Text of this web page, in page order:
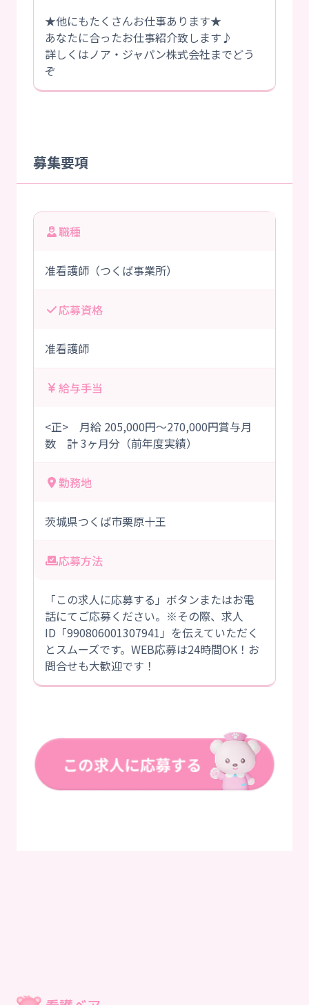
★他にもたくさんお仕事あります★
あなたに合ったお仕事紹介致します♪
詳しくはノア・ジャパン株式会社までどう
ぞ
募集要項
職種
准看護師（つくば事業所）
応募資格
准看護師
給与手当
<正> 月給 205,000円～270,000円賞与月
数 計 3ヶ月分（前年度実績）
勤務地
茨城県つくば市栗原十王
応募方法
「この求人に応募する」ボタンまたはお電
話にてご応募ください。※その際、求人
ID「990806001307941」を伝えていただく
とスムーズです。WEB応募は24時間OK！お
問合せも大歓迎です！